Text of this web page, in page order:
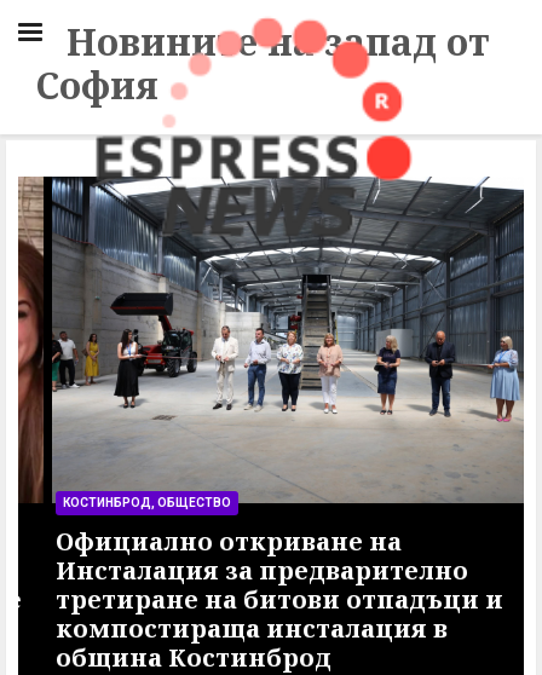
Новините на запад от
София
КОСТИНБРОД, ОБЩЕСТВО
Официално откриване на
Инсталация за предварително
третиране на битови отпадъци и
компостираща инсталация в
община Костинброд